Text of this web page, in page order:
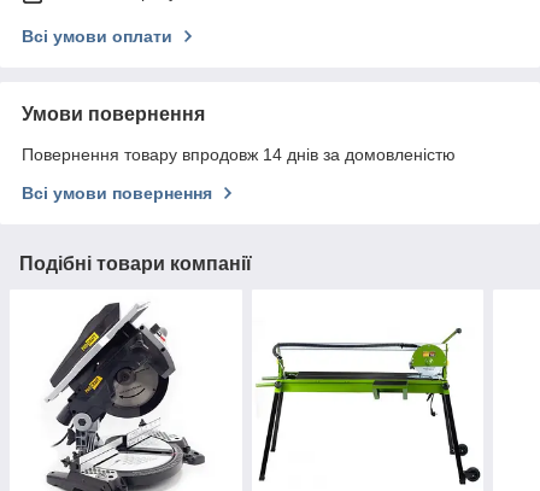
Всі умови оплати
Умови повернення
Повернення товару впродовж 14 днів за домовленістю
Всі умови повернення
Подібні товари компанії